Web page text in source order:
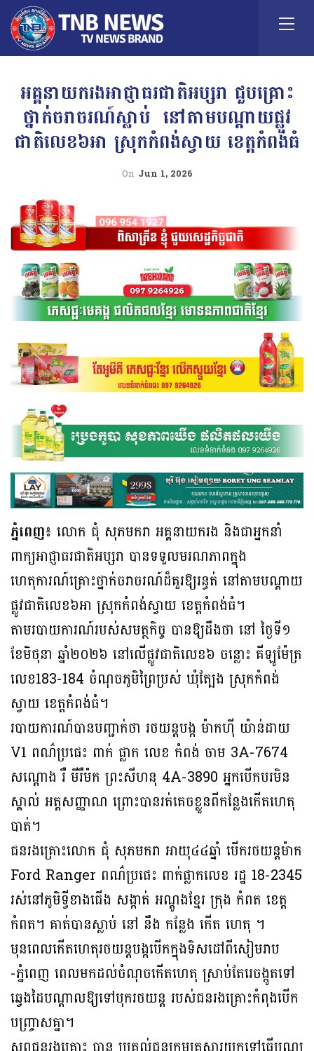
អគ្គនាយករងអាជ្ញាធរជាតិអប្សរា ជួបគ្រោះ
ថ្នាក់ចរាចរណ៍ស្លាប់ នៅតាមបណ្តាយផ្លូវ
ជាតិលេខ៦អា ស្រុកកំពង់ស្វាយ ខេត្តកំពង់ធំ
On Jun 1, 2026
ភ្នំពេញ៖ លោក ជុំ សុភមករា អគ្គនាយករង និងជាអ្នកនាំ
ពាក្យអាជ្ញាធរជាតិអប្សរា បានទទួលមរណភាពក្នុង
ហេតុការណ៍គ្រោះថ្នាក់ចរាចរណ៍ដ៏គួរឱ្យរន្ធត់ នៅតាមបណ្តាយ
ផ្លូវជាតិលេខ៦អា ស្រុកកំពង់ស្វាយ ខេត្តកំពង់ធំ។
តាមរបាយការណ៍របស់សមត្ថកិច្ច បានឱ្យដឹងថា នៅ ថ្ងៃទី១
ខែមិថុនា ឆ្នាំ២០២៦ នៅលើផ្លូវជាតិលេខ៦ ចន្លោះ គីឡូម៉ែត្រ
លេខ183-184 ចំណុចភូមិព្រៃប្រស់ ឃុំត្បែង ស្រុកកំពង់
ស្វាយ ខេត្តកំពង់ធំ។
របាយការណ៍បានបញ្ជាក់ថា រថយន្តបង្ក ម៉ាកហ៊ី យ៉ាន់ដាយ
V1 ពណ៌ប្រផេះ ពាក់ ផ្លាក លេខ កំពង់ ចាម 3A-7674
សណ្ដោង រឺ មីរឺម៉ក ព្រះសីហនុ 4A-3890 អ្នកបើកបរមិន
ស្គាល់ អត្តសញ្ញាណ ព្រោះបានរត់គេចខ្លួនពីកន្លែងកើតហេតុ
បាត់។
ជនរងគ្រោះលោក ជុំ សុភមករា អាយុ៤៤ឆ្នាំ បើករថយន្តម៉ាក
Ford Ranger ពណ៌ប្រផេះ ពាក់ផ្លាកលេខ រដ្ឋ 18-2345
រស់នៅភូមិទ្វីខាងជើង សង្កាត់ អណ្ដូងខ្មែរ ក្រុង កំពត ខេត្ត
កំពត។ គាត់បានស្លាប់ នៅ នឹង កន្លែង កើត ហេតុ ។
មុនពេលកើតហេតុរថយន្តបង្កបើកក្នុងទិសដៅពីសៀមរាប
-ភ្នំពេញ ពេលមកដល់ចំណុចកើតហេតុ ស្រាប់តែរេចង្កូតទៅ
ឆ្វេងដៃបណ្ដាលឱ្យទៅបុករថយន្ត របស់ជនរងគ្រោះកំពុងបើក
បញ្ច្រាសគ្នា។